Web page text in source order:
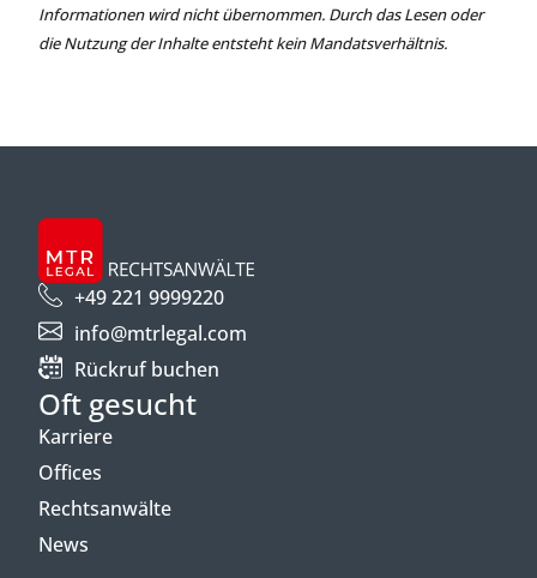
Informationen wird nicht übernommen. Durch das Lesen oder
die Nutzung der Inhalte entsteht kein Mandatsverhältnis.
+49 221 9999220
info@mtrlegal.com
Rückruf buchen
Oft gesucht
Karriere
Offices
Rechtsanwälte
News